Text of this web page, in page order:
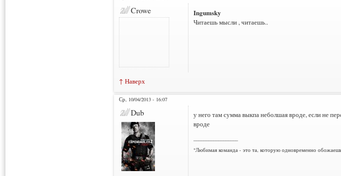
Crowe Ingumsky
Читаешь мысли , читаешь..
↑ Наверх
Ср, 10/04/2013 - 16:07
Dub
у него там сумма выкпа неболшая вроде, если не
вроде
"Любимая команда - это та, которую одновременно